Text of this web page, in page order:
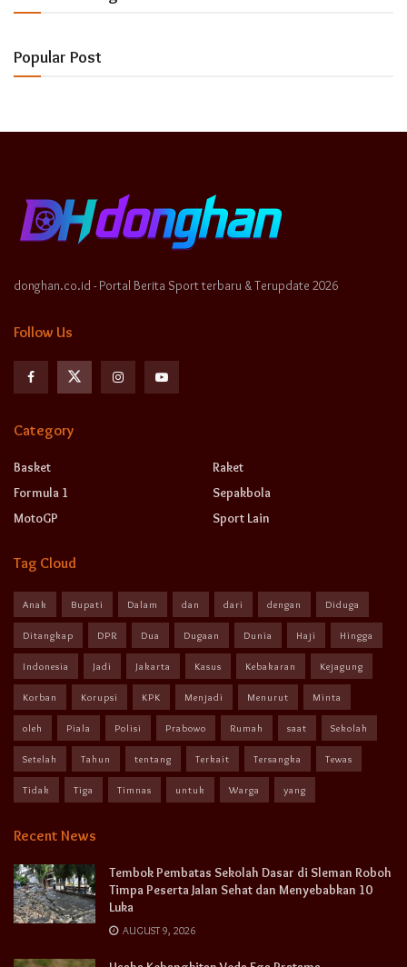
Popular Post
donghan.co.id - Portal Berita Sport terbaru & Terupdate 2026
Follow Us
Category
Basket
Formula 1
MotoGP
Raket
Sepakbola
Sport Lain
Tag Cloud
Anak Bupati Dalam dan dari dengan Diduga
Ditangkap DPR Dua Dugaan Dunia Haji Hingga
Indonesia Jadi Jakarta Kasus Kebakaran Kejagung
Korban Korupsi KPK Menjadi Menurut Minta
oleh Piala Polisi Prabowo Rumah saat Sekolah
Setelah Tahun tentang Terkait Tersangka Tewas
Tidak Tiga Timnas untuk Warga yang
Recent News
Tembok Pembatas Sekolah Dasar di Sleman Roboh
Timpa Peserta Jalan Sehat dan Menyebabkan 10
Luka
AUGUST 9, 2026